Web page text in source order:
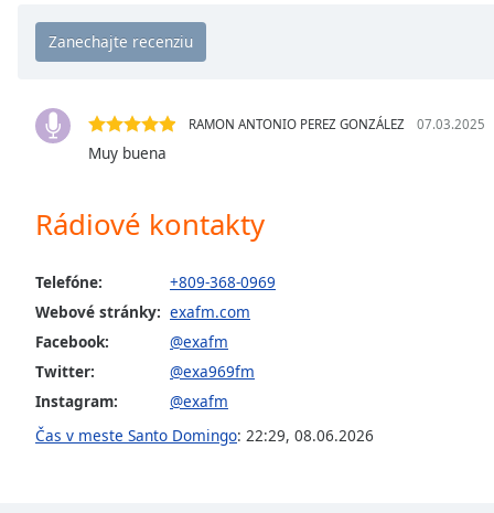
Chapters
Chapters
Descriptions
descriptions
subtitles
settings,
opens
settings
dialog
subtitles
RAMON ANTONIO PEREZ GONZÁLEZ 07.03.2025
Muy buena
Rádiové kontakty
Telefóne:
+809-368-0969
Webové stránky: exafm.com
Facebook:
@exafm
Twitter:
@exa969fm
Instagram:
@exafm
Čas v meste Santo Domingo: 22:29, 08.06.2026